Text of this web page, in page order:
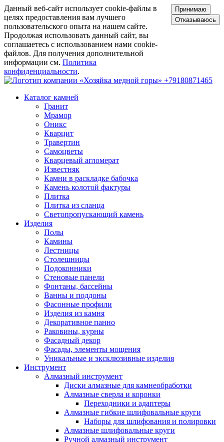
Данный веб-сайт использует cookie-файлы в
целях предоставления вам лучшего
пользовательского опыта на нашем сайте.
Продолжая использовать данный сайт, вы
соглашаетесь с использованием нами cookie-
файлов. Для получения дополнительной
информации см. Политика
конфиденциальности.
Принимаю
Отказываюсь
+79180871465
Каталог камней
Гранит
Мрамор
Оникс
Кварцит
Травертин
Самоцветы
Кварцевый агломерат
Известняк
Камни в раскладке бабочка
Камень колотой фактуры
Плитка
Плитка из сланца
Светопропускающий камень
Изделия
Полы
Камины
Лестницы
Столешницы
Подоконники
Стеновые панели
Фонтаны, бассейны
Ванны и поддоны
Фасонные профили
Изделия из камня
Декоративное панно
Раковины, курны
Фасадный декор
Фасады, элементы мощения
Уникальные и эксклюзивные изделия
Инструмент
Алмазный инструмент
Диски алмазные для камнеобработки
Алмазные сверла и коронки
Переходники и адаптеры
Алмазные гибкие шлифовальные круги
Наборы для шлифования и полировки
Алмазные шлифовальные круги
Ручной алмазный инструмент